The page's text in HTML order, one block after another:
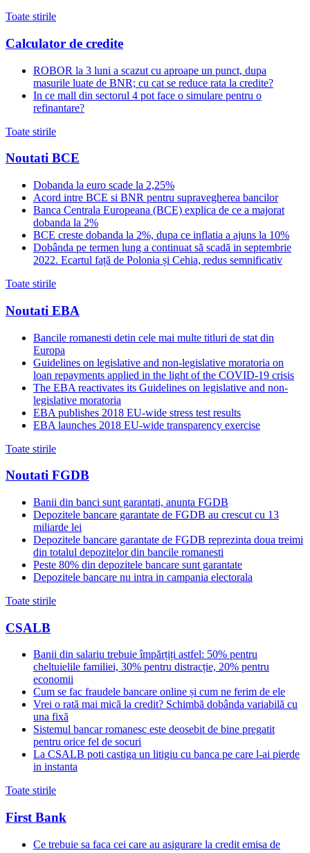
Toate stirile
Calculator de credite
ROBOR la 3 luni a scazut cu aproape un punct, dupa
masurile luate de BNR; cu cat se reduce rata la credite?
In ce mall din sectorul 4 pot face o simulare pentru o
refinantare?
Toate stirile
Noutati BCE
Dobanda la euro scade la 2,25%
Acord intre BCE si BNR pentru supravegherea bancilor
Banca Centrala Europeana (BCE) explica de ce a majorat
dobanda la 2%
BCE creste dobanda la 2%, dupa ce inflatia a ajuns la 10%
Dobânda pe termen lung a continuat să scadă in septembrie
2022. Ecartul față de Polonia și Cehia, redus semnificativ
Toate stirile
Noutati EBA
Bancile romanesti detin cele mai multe titluri de stat din
Europa
Guidelines on legislative and non-legislative moratoria on
loan repayments applied in the light of the COVID-19 crisis
The EBA reactivates its Guidelines on legislative and non-
legislative moratoria
EBA publishes 2018 EU-wide stress test results
EBA launches 2018 EU-wide transparency exercise
Toate stirile
Noutati FGDB
Banii din banci sunt garantati, anunta FGDB
Depozitele bancare garantate de FGDB au crescut cu 13
miliarde lei
Depozitele bancare garantate de FGDB reprezinta doua treimi
din totalul depozitelor din bancile romanesti
Peste 80% din depozitele bancare sunt garantate
Depozitele bancare nu intra in campania electorala
Toate stirile
CSALB
Banii din salariu trebuie împărțiți astfel: 50% pentru
cheltuielile familiei, 30% pentru distracție, 20% pentru
economii
Cum se fac fraudele bancare online și cum ne ferim de ele
Vrei o rată mai mică la credit? Schimbă dobânda variabilă cu
una fixă
Sistemul bancar romanesc este deosebit de bine pregatit
pentru orice fel de socuri
La CSALB poti castiga un litigiu cu banca pe care l-ai pierde
in instanta
Toate stirile
First Bank
Ce trebuie sa faca cei care au asigurare la credit emisa de